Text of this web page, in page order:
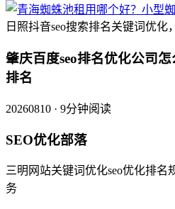
日照抖音seo搜索排名关键词优化
肇庆百度seo排名优化公司
排名
20260810 · 9分钟阅读
SEO优化部落
三明网站关键词优化seo优化排名
务